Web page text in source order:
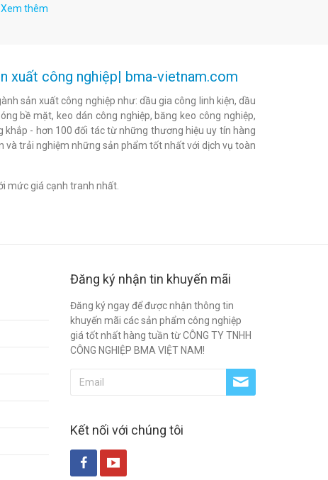
Xem thêm
xuất công nghiệp| bma-vietnam.com
sản xuất công nghiệp như: dầu gia công linh kiện, dầu
bề mặt, keo dán công nghiệp, băng keo công nghiệp,
khắp - hơn 100 đối tác từ những thương hiệu uy tín hàng
trải nghiệm những sản phẩm tốt nhất với dịch vụ toàn
mức giá cạnh tranh nhất.
Đăng ký nhận tin khuyến mãi
Đăng ký ngay để được nhận thông tin
khuyến mãi các sản phẩm công nghiệp
giá tốt nhất hàng tuần từ CÔNG TY TNHH
CÔNG NGHIỆP BMA VIỆT NAM!
Kết nối với chúng tôi